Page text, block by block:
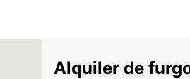
Alquiler de